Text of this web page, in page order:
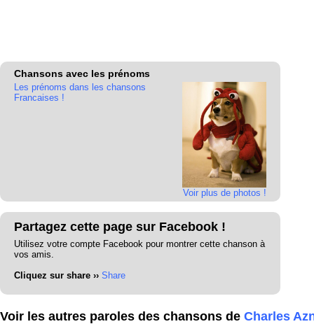
Chansons avec les prénoms
Voir plus de photos !
Les prénoms dans les chansons
Francaises !
Partagez cette page sur Facebook !
Utilisez votre compte Facebook pour montrer cette chanson à
vos amis.
Cliquez sur share ›› Share
Voir les autres paroles des chansons de Charles